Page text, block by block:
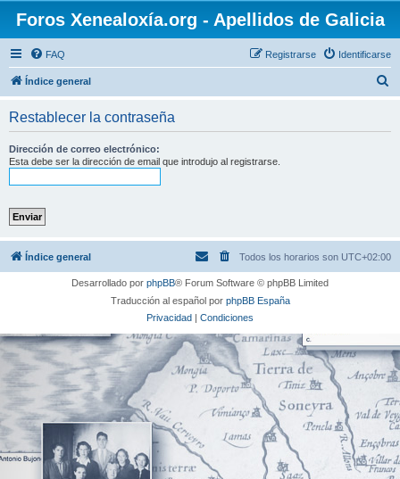
Foros Xenealoxía.org - Apellidos de Galicia
FAQ Identificarse
Registrarse
Índice general
Restablecer la contraseña
Dirección de correo electrónico:
Esta debe ser la dirección de email que introdujo al registrarse.
Índice general Todos los horarios son UTC+02:00
Desarrollado por phpBB® Forum Software © phpBB Limited
Traducción al español por phpBB España
Privacidad | Condiciones